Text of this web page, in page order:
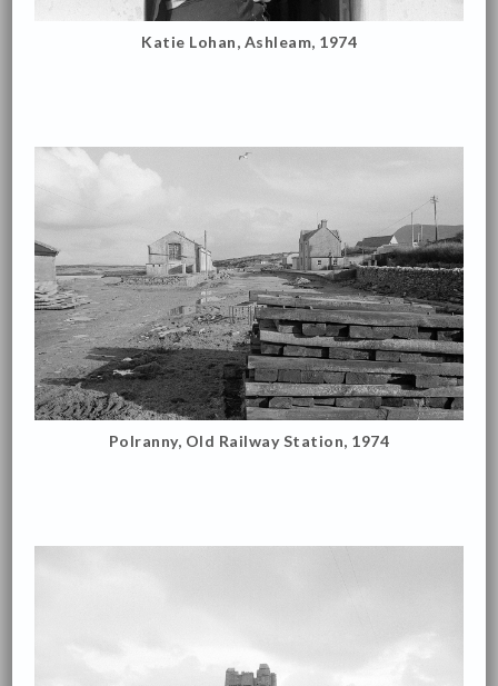
Katie Lohan, Ashleam, 1974
Polranny, Old Railway Station, 1974